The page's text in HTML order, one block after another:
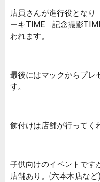
店員さんが進行役とな
ーキTIME→記念撮影
われます。
最後にはマックからプレ
す。
飾付けは店舗が行ってく
子供向けのイベントです
店舗あり。(六本木店など)